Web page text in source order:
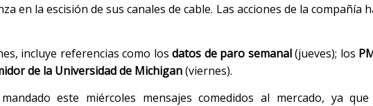
en la escisión de sus canales de cable. Las acciones de la compañía
incluye referencias como los datos de paro semanal(jueves); los
de la Universidad de Michigan(viernes).
este miércoles mensajes comedidos al mercado, ya